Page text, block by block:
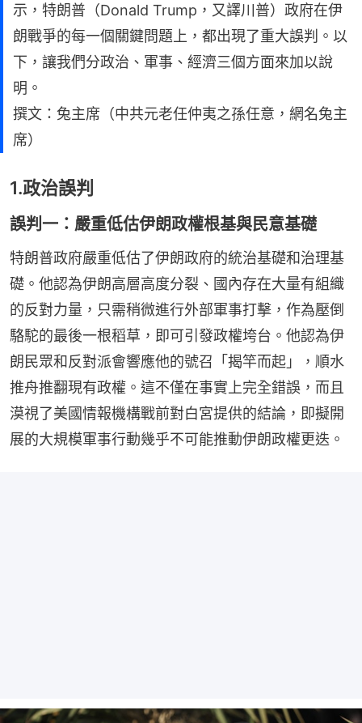
示，特朗普（Donald Trump，又譯川普）政府在伊
朗戰爭的每一個關鍵問題上，都出現了重大誤判。以
下，讓我們分政治、軍事、經濟三個方面來加以說
明。
撰文：兔主席（中共元老任仲夷之孫任意，網名兔主
席）
1.政治誤判
誤判一：嚴重低估伊朗政權根基與民意基礎
特朗普政府嚴重低估了伊朗政府的統治基礎和治理基
礎。他認為伊朗高層高度分裂、國內存在大量有組織
的反對力量，只需稍微進行外部軍事打擊，作為壓倒
駱駝的最後一根稻草，即可引發政權垮台。他認為伊
朗民眾和反對派會響應他的號召「揭竿而起」，順水
推舟推翻現有政權。這不僅在事實上完全錯誤，而且
漠視了美國情報機構戰前對白宮提供的結論，即擬開
展的大規模軍事行動幾乎不可能推動伊朗政權更迭。